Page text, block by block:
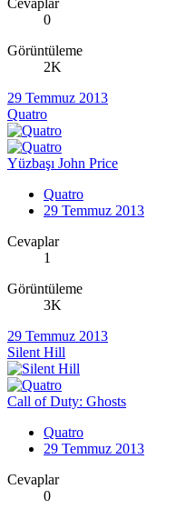
0
Görüntüleme
2K
29 Temmuz 2013
Quatro
Yüzbaşı John Price
Quatro
29 Temmuz 2013
Cevaplar
1
Görüntüleme
3K
29 Temmuz 2013
Silent Hill
Call of Duty: Ghosts
Quatro
29 Temmuz 2013
Cevaplar
0